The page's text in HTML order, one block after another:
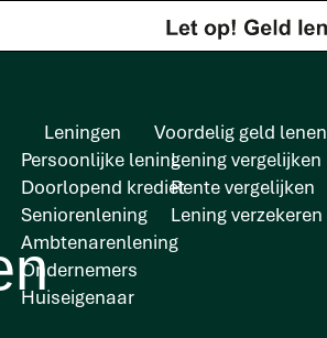
Leningen
Persoonlijke lening
Doorlopend krediet
Seniorenlening
Ambtenarenlening
Ondernemers
Huiseigenaar
Voordelig geld lenen
Lening vergelijken
Rente vergelijken
Lening verzekeren